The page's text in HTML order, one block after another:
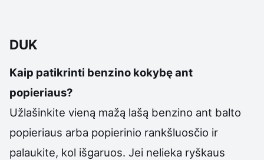
DUK
Kaip patikrinti benzino kokybę ant
popieriaus?
Užlašinkite vieną mažą lašą benzino ant balto
popieriaus arba popierinio rankšluosčio ir
palaukite, kol išgaruos. Jei nelieka ryškaus